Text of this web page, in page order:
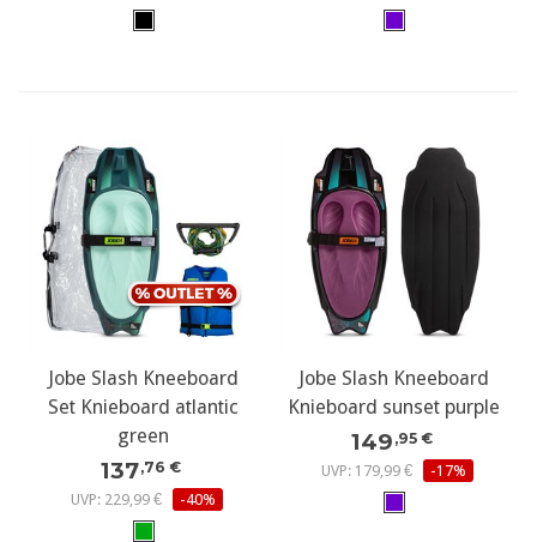
Jobe Slash Kneeboard
Set Knieboard atlantic
green
137,76 €
UVP: 229,99 €
-40%
Jobe Slash Kneeboard
Knieboard sunset purple
149 ,95 €
UVP: 179,99 €
-17%